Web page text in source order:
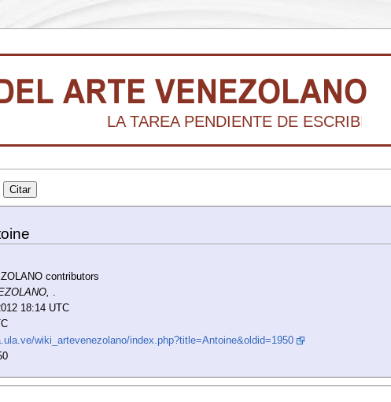
LA TAREA PENDIENTE DE ESCRIBIR
contributors
.
18:14 UTC
wiki_artevenezolano/index.php?title=Antoine&oldid=1950